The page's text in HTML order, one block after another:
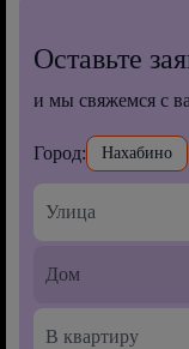
Оставьте
и мы свяжемся с
Город: Нахабино
В квартиру